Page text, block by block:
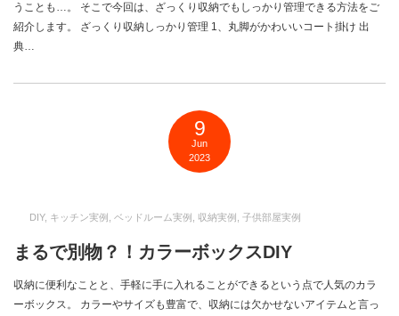
うことも…。 そこで今回は、ざっくり収納でもしっかり管理できる方法をご
紹介します。 ざっくり収納しっかり管理 1、丸脚がかわいいコート掛け 出
典…
9
Jun
2023
DIY, キッチン実例 ベッドルーム実例 収納実例 子供部屋実例
まるで別物？！カラーボックスDIY
収納に便利なことと、手軽に手に入れることができるという点で人気のカラ
ーボックス。 カラーやサイズも豊富で、収納には欠かせないアイテムと言っ